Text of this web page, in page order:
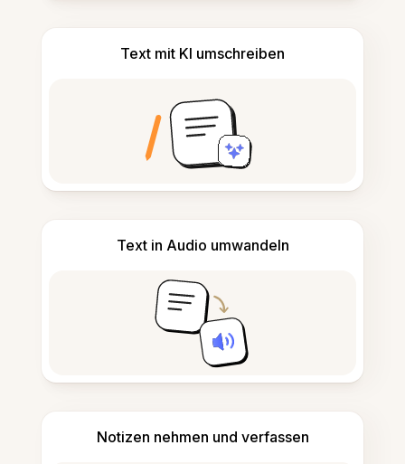
Text mit KI umschreiben
Text in Audio umwandeln
Notizen nehmen und verfassen